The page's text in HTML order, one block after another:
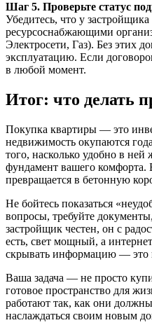
Шаг 5. Проверьте статус
Убедитесь, что у
ресурсоснабжающими
Электросети, Газ). Без этих
эксплуатацию. Если
в любой момент.
Итог: что делать
Покупка квартиры — это
недвижимость окупаются
того, насколько удобно в
фундамент вашего комфорта.
превращается в бетонную
Не бойтесь показаться
вопросы, требуйте
застройщик честен, он с
есть, свет мощный, а
скрывать информацию — это
Ваша задача — не просто
готовое пространство для
работают так, как они
наслаждаться своим новым